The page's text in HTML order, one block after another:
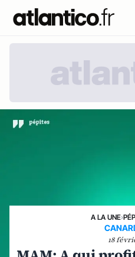
A LA UNE›
18